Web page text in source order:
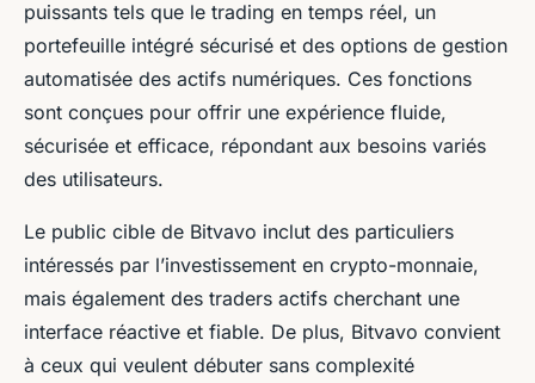
puissants tels que le trading en temps réel, un
portefeuille intégré sécurisé et des options de gestion
automatisée des actifs numériques. Ces fonctions
sont conçues pour offrir une expérience fluide,
sécurisée et efficace, répondant aux besoins variés
des utilisateurs.
Le public cible de Bitvavo inclut des particuliers
intéressés par l’investissement en crypto-monnaie,
mais également des traders actifs cherchant une
interface réactive et fiable. De plus, Bitvavo convient
à ceux qui veulent débuter sans complexité